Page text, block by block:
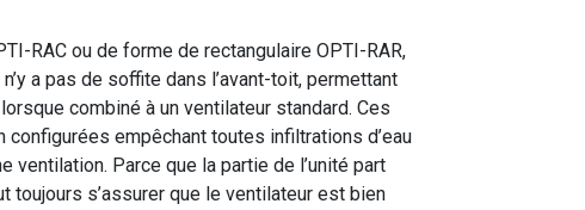
RAC ou de forme de rectangulaire OPTI-RAR,
a pas de soffite dans l’avant-toit, permettant
combiné à un ventilateur standard. Ces
empêchant toutes infiltrations d’eau
ventilation. Parce que la partie de l’unité part
toujours s’assurer que le ventilateur est bien